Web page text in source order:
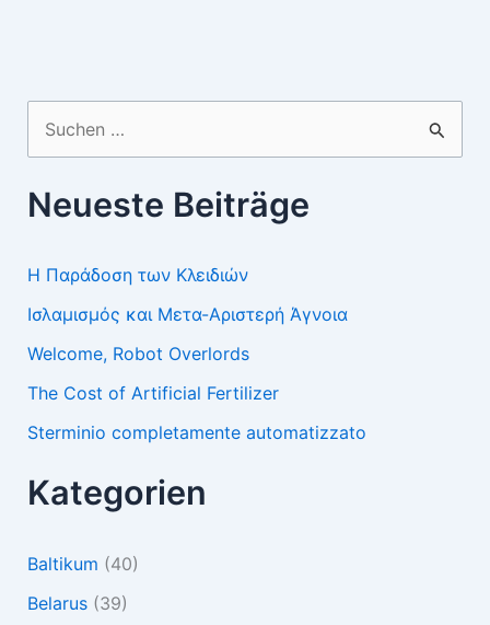
nach:
Neueste Beiträge
Η Παράδοση των Κλειδιών
Ισλαμισμός και Μετα-Αριστερή Άγνοια
Welcome, Robot Overlords
The Cost of Artificial Fertilizer
Sterminio completamente automatizzato
Kategorien
Baltikum (40)
Belarus(39)